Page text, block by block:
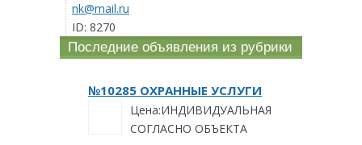
nk@mail.ru
ID: 8270
Последние объявления из рубрики
№10285 ОХРАННЫЕ УСЛУГИ
Цена:ИНДИВИДУАЛЬНАЯ
СОГЛАСНО ОБЪЕКТА